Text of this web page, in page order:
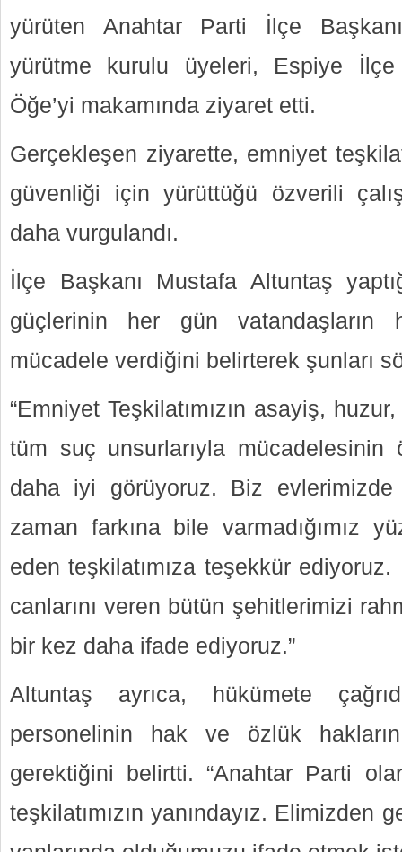
yürüten Anahtar Parti İlçe
yürütme kurulu üyeleri, Espiye
Öğe’yi makamında ziyaret etti.
Gerçekleşen ziyarette, emniyet
güvenliği için yürüttüğü özverili
daha vurgulandı.
İlçe Başkanı Mustafa Altuntaş
güçlerinin her gün
mücadele verdiğini belirterek şunları
“Emniyet Teşkilatımızın asayiş,
tüm suç unsurlarıyla
daha iyi görüyoruz. Biz
zaman farkına bile varmadığımız
eden teşkilatımıza teşekkür
canlarını veren bütün şehitlerimizi
bir kez daha ifade ediyoruz.”
Altuntaş ayrıca, hükümete
personelinin hak ve özlük
gerektiğini belirtti. “Anahtar Parti
teşkilatımızın yanındayız. Elimizden